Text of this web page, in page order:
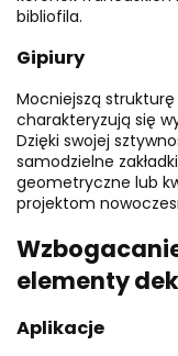
bibliofila.
Gipiury
Mocniejszą
charakteryzują się
Dzięki swojej
samodzielne
geometryczne lub
projektom
elementy
Aplikacje